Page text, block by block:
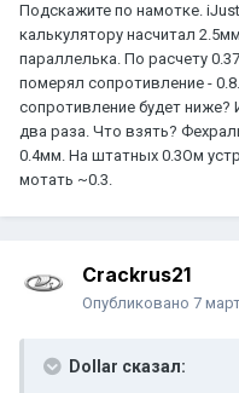
Подскажите по намотке.
калькулятору насчитал
параллелька. По расчету
померял сопротивление -
сопротивление будет ниже?
два раза. Что взять?
0.4мм. На штатных 0.3Ом
мотать ~0.3.
Crackrus21
Опубликовано 7
Dollar сказал: